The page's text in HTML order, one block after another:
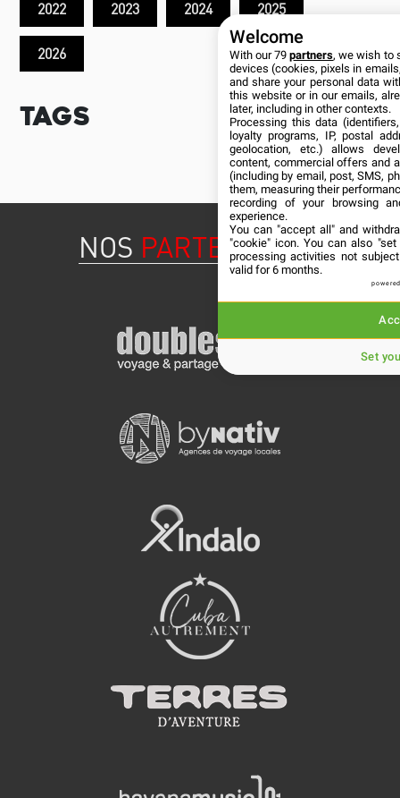
2022 2023 2024 2025
2026
Tags
NOS PARTENAIRES
Welcome
With our 79partners, we wish to
devices (cookies, pixels in
and share your personal data
this website or in our emails,
later, including in other contexts.
Processing this data
loyalty programs, IP, postal
geolocation, etc.) allows
content, commercial offers and
(including by email, post, SMS,
them, measuring their
recording of your browsing
experience.
You can "accept all" and
"cookie" icon. You can also
processing activities not
valid for 6 months.
Set